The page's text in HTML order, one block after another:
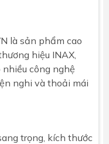
là sản phẩm cao
hiệu INAX
công nghệ
nghi và thoải mái
trọng, kích thước